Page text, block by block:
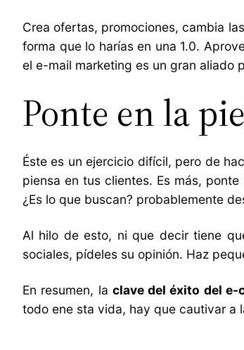
Crea ofertas, promociones, cambia
forma que lo harías en una 1.0.
el e-mail marketing es un gran aliado
Ponte en la
Éste es un ejercicio difícil, pero de
piensa en tus clientes. Es más,
¿Es lo que buscan? probablemente
Al hilo de esto, ni que decir tiene
sociales, pídeles su opinión. Haz
En resumen, la clave del éxito del e-
todo ene sta vida, hay que cautivar a